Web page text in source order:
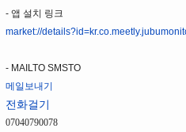
- 앱 설치 링크
market://
- MAILTO SMSTO
메일보내기
전화걸기
07040790078